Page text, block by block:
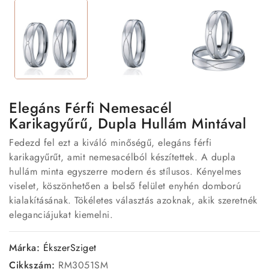
Elegáns Férfi Nemesacél
Karikagyűrű, Dupla Hullám Mintával
Fedezd fel ezt a kiváló minőségű, elegáns férfi
karikagyűrűt, amit nemesacélból készítettek. A dupla
hullám minta egyszerre modern és stílusos. Kényelmes
viselet, köszönhetően a belső felület enyhén domború
kialakításának. Tökéletes választás azoknak, akik szeretnék
eleganciájukat kiemelni.
Márka: ÉkszerSziget
Cikkszám: RM3051SM